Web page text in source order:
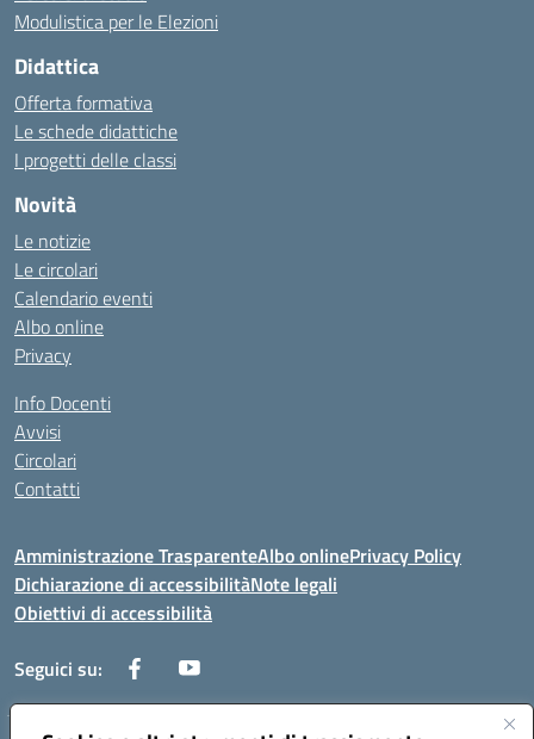
Modulistica per le Elezioni
Didattica
Offerta formativa
Le schede didattiche
I progetti delle classi
Novità
Le notizie
Le circolari
Calendario eventi
Albo online
Privacy
Info Docenti
Avvisi
Circolari
Contatti
Amministrazione TrasparenteAlbo onlinePrivacy Policy
Dichiarazione di accessibilitàNote legali
Obiettivi di accessibilità
Seguici su: